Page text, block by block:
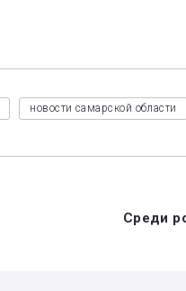
новости самарской области
Среди